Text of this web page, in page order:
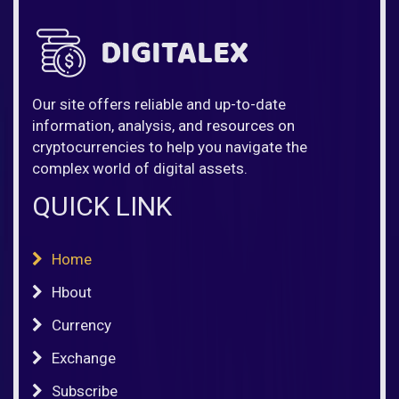
Our site offers reliable and up-to-date
information, analysis, and resources on
cryptocurrencies to help you navigate the
complex world of digital assets.
QUICK LINK
Home
Hbout
Currency
Exchange
Subscribe